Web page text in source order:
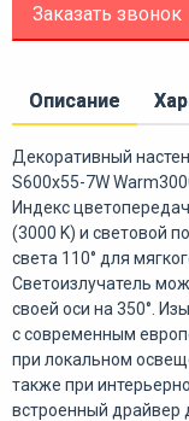
Заказать звонок
Описание
Декоративный
S600x55-7W
Индекс
(3000 K) и световой
света 110° для
Светоизлучатель
своей оси на 350°.
с современным
при локальном
также при
встроенный драйвер